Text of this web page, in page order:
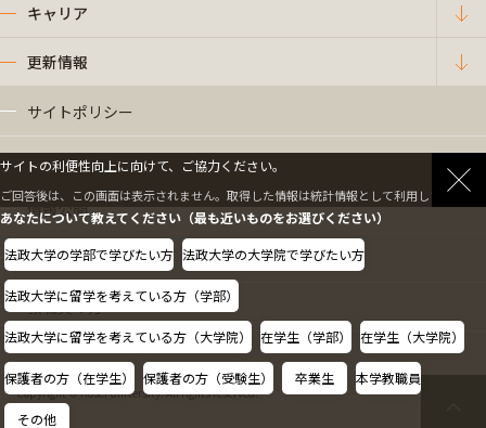
キャリア
更新情報
サイトポリシー
プライバシーポリシー
情報公開
採用情報
教職員の方へ
Copyright © Hosei University. All rights reserved.
サイトの利便性向上に向けて、ご協力ください。
ご回答後は、この画面は表示されません。取得した情報は統計情報として利用します。
あなたについて教えてください（最も近いものをお選びください）
法政大学の学部で学びたい方 法政大学の大学院で学びたい方
法政大学に留学を考えている方（学部）
法政大学に留学を考えている方（大学院） 在学生（学部） 在学生（大学院）
保護者の方（在学生） 保護者の方（受験生） 卒業生 本学教職員
その他